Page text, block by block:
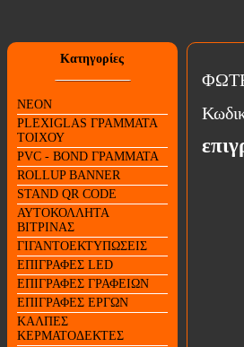
Κατηγορίες
NEON
PLEXIGLAS ΓΡΑΜΜΑΤΑ
ΤΟΙΧΟΥ
PVC - BOND ΓΡΑΜΜΑΤΑ
ROLLUP BANNER
STAND QR CODE
ΑΥΤΟΚΟΛΛΗΤΑ
ΒΙΤΡΙΝΑΣ
ΓΙΓΑΝΤΟΕΚΤΥΠΩΣΕΙΣ
ΕΠΙΓΡΑΦΕΣ LED
ΕΠΙΓΡΑΦΕΣ ΓΡΑΦΕΙΩΝ
ΕΠΙΓΡΑΦΕΣ ΕΡΓΩΝ
ΚΑΛΠΕΣ
ΚΕΡΜΑΤΟΔΕΚΤΕΣ